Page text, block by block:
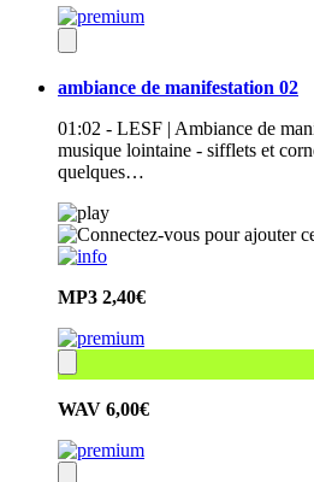
ambiance de manifestation 02
01:02 - LESF | Ambiance de
musique lointaine - sifflets et
quelques…
MP3 2,40€
WAV 6,00€